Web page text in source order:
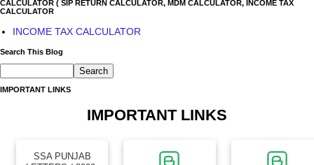
CALCULATOR ( SIP RETURN CALCULATOR, MDM CALCULATOR, INCOME TAX
CALCULATOR
INCOME TAX CALCULATOR
Search This Blog
IMPORTANT LINKS
IMPORTANT LINKS
SSA PUNJAB